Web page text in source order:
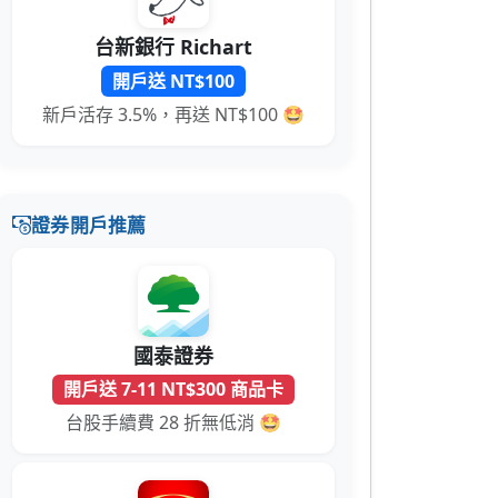
台新銀行 Richart
開戶送 NT$100
新戶活存 3.5%，再送 NT$100 🤩
證券開戶推薦
國泰證券
開戶送 7-11 NT$300 商品卡
台股手續費 28 折無低消 🤩